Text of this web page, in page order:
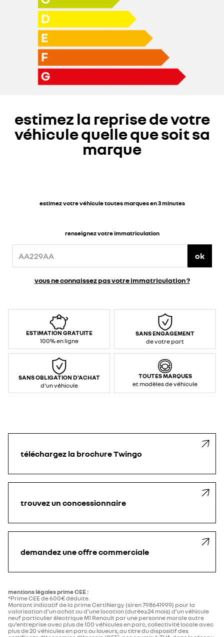
estimez la reprise de votre
véhicule quelle que soit sa
marque
estimez votre véhicule toutes marques en 3 minutes
renseignez votre immatriculation
ok
vous ne connaissez pas votre immatriculation ?
ESTIMATION GRATUITE
100% en ligne
SANS ENGAGEMENT
de votre part
SANS OBLIGATION D'ACHAT
d'un véhicule
TOUTES MARQUES
et modèles de véhicule
téléchargez la brochure Twingo
trouvez un concessionnaire
demandez une offre commerciale
mentions légales prime CEE :
*Prime CEE de 600€ déduite.​
Montant indicatif de la prime CertiNergy (siren 798641999) pour la
valorisation d’un achat ou d’une location (durée≥24 mois) d’un véhicule
neuf particulier électrique M1 Renault par une personne morale autre
qu’entreprise avec plus de 100 véhicules en parc, collectivité locale avec
plus de 20 véhicules en parc ou loueurs, au titre du dispositif des